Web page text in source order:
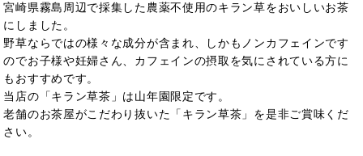
宮崎県霧島周辺で採集した農薬不使用のキラン草をおいしいお茶
にしました。
野草ならではの様々な成分が含まれ、しかもノンカフェインです
のでお子様や妊婦さん、カフェインの摂取を気にされている方に
もおすすめです。
当店の「キラン草茶」は山年園限定です。
老舗のお茶屋がこだわり抜いた「キラン草茶」を是非ご賞味くだ
さい。